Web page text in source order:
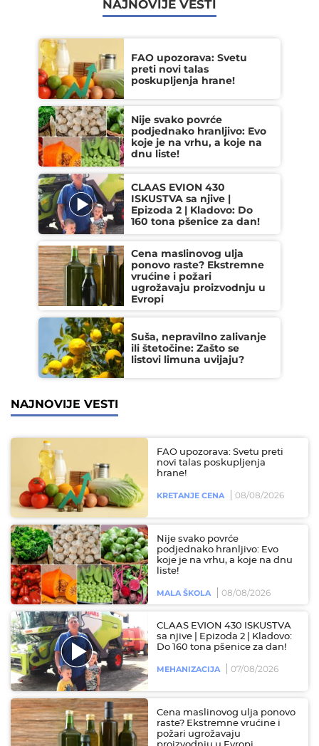
NAJNOVIJE VESTI
FAO upozorava: Svetu
preti novi talas
poskupljenja hrane!
Nije svako povrće
podjednako hranljivo: Evo
koje je na vrhu, a koje na
dnu liste!
CLAAS EVION 430
ISKUSTVA sa njive |
Epizoda 2 | Kladovo: Do
160 tona pšenice za dan!
Cena maslinovog ulja
ponovo raste? Ekstremne
vrućine i požari
ugrožavaju proizvodnju u
Evropi
Suša, nepravilno zalivanje
ili štetočine: Zašto se
listovi limuna uvijaju?
NAJNOVIJE VESTI
FAO upozorava: Svetu preti
novi talas poskupljenja
hrane!
KRETANJE CENA 08/08/2026
Nije svako povrće
podjednako hranljivo: Evo
koje je na vrhu, a koje na dnu
liste!
MALA ŠKOLA 08/08/2026
CLAAS EVION 430 ISKUSTVA
sa njive | Epizoda 2 | Kladovo:
Do 160 tona pšenice za dan!
MEHANIZACIJA 07/08/2026
Cena maslinovog ulja ponovo
raste? Ekstremne vrućine i
požari ugrožavaju